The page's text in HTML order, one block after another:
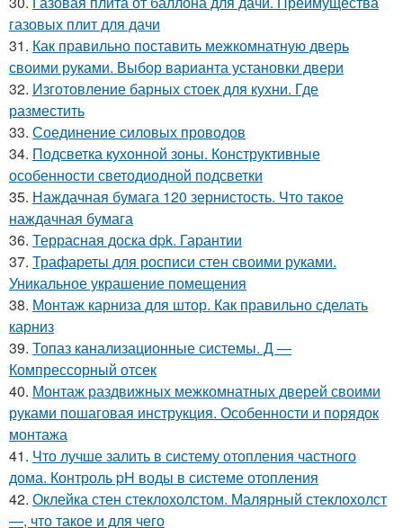
газовых плит для дачи
31. Как правильно поставить межкомнатную дверь
своими руками. Выбор варианта установки двери
32. Изготовление барных стоек для кухни. Где
разместить
33. Соединение силовых проводов
34. Подсветка кухонной зоны. Конструктивные
особенности светодиодной подсветки
35. Наждачная бумага 120 зернистость. Что такое
наждачная бумага
36. Террасная доска dpk. Гарантии
37. Трафареты для росписи стен своими руками.
Уникальное украшение помещения
38. Монтаж карниза для штор. Как правильно сделать
карниз
39. Топаз канализационные системы. Д —
Компрессорный отсек
40. Монтаж раздвижных межкомнатных дверей своими
руками пошаговая инструкция. Особенности и порядок
монтажа
41. Что лучше залить в систему отопления частного
дома. Контроль pH воды в системе отопления
42. Оклейка стен стеклохолстом. Малярный стеклохолст
—, что такое и для чего